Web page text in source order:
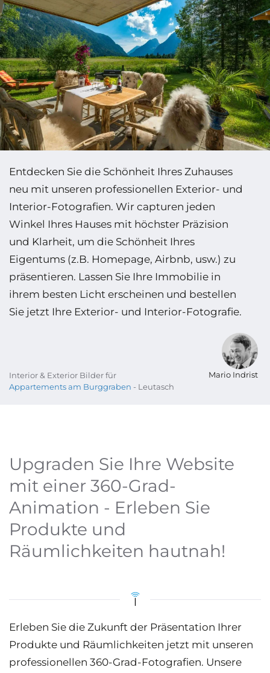
Entdecken Sie die Schönheit Ihres Zuhauses
neu mit unseren professionellen Exterior- und
Interior-Fotografien. Wir capturen jeden
Winkel Ihres Hauses mit höchster Präzision
und Klarheit, um die Schönheit Ihres
Eigentums (z.B. Homepage, Airbnb, usw.) zu
präsentieren. Lassen Sie Ihre Immobilie in
ihrem besten Licht erscheinen und bestellen
Sie jetzt Ihre Exterior- und Interior-Fotografie.
Mario Indrist
Interior & Exterior Bilder für
Appartements am Burggraben - Leutasch
Upgraden Sie Ihre Website
mit einer 360-Grad-
Animation - Erleben Sie
Produkte und
Räumlichkeiten hautnah!
Erleben Sie die Zukunft der Präsentation Ihrer
Produkte und Räumlichkeiten jetzt mit unseren
professionellen 360-Grad-Fotografien. Unsere